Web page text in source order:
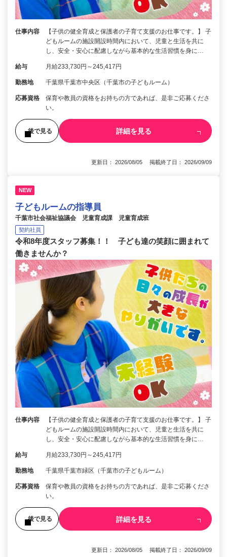
仕事内容
【子供の健全育成と保護者の子育て支援のお仕事です。】 子
どもルームの施設開設時間内において、児童と生活を共に
し、安全・安心に配慮しながら基本的な生活習慣を身に…
給与 月給233,730円～245,417円
勤務地 千葉県千葉市中央区（千葉市の子どもルーム）
応募資格
保育や教員の資格をお持ちの方であれば、是非ご応募くださ
い。
後で見る 詳細を見る
更新日： 2026/08/05 掲載終了日： 2026/09/09
NEW
子どもルームの指導員
千葉市社会福祉協議会 児童育成課 児童育成班
契約社員
令和8年度スタッフ募集！！ 子ども達の笑顔に囲まれて
働きませんか？
仕事内容
【子供の健全育成と保護者の子育て支援のお仕事です。】 子
どもルームの施設開設時間内において、児童と生活を共に
し、安全・安心に配慮しながら基本的な生活習慣を身に…
給与 月給233,730円～245,417円
勤務地 千葉県千葉市緑区（千葉市の子どもルーム）
応募資格
保育や教員の資格をお持ちの方であれば、是非ご応募くださ
い。
後で見る 詳細を見る
更新日： 2026/08/05 掲載終了日： 2026/09/09